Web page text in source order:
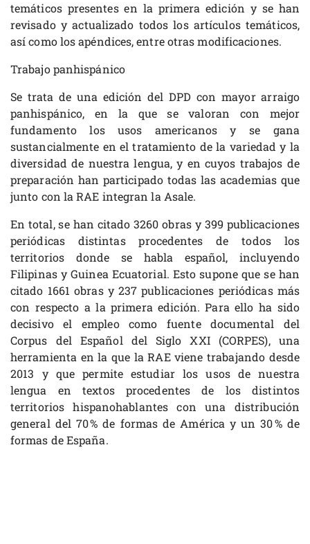
temáticos presentes en la primera edición y se han
revisado y actualizado todos los artículos temáticos,
así como los apéndices, entre otras modificaciones.
Trabajo panhispánico
Se trata de una edición del DPD con mayor arraigo
panhispánico, en la que se valoran con mejor
fundamento los usos americanos y se gana
sustancialmente en el tratamiento de la variedad y la
diversidad de nuestra lengua, y en cuyos trabajos de
preparación han participado todas las academias que
junto con la RAE integran la Asale.
En total, se han citado 3260 obras y 399 publicaciones
periódicas distintas procedentes de todos los
territorios donde se habla español, incluyendo
Filipinas y Guinea Ecuatorial. Esto supone que se han
citado 1661 obras y 237 publicaciones periódicas más
con respecto a la primera edición. Para ello ha sido
decisivo el empleo como fuente documental del
Corpus del Español del Siglo XXI (CORPES), una
herramienta en la que la RAE viene trabajando desde
2013 y que permite estudiar los usos de nuestra
lengua en textos procedentes de los distintos
territorios hispanohablantes con una distribución
general del 70 % de formas de América y un 30 % de
formas de España.